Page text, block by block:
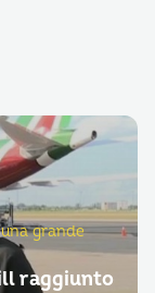
grande
raggiunto